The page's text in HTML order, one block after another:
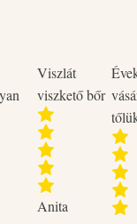
Viszlát
viszkető bőr
Anita